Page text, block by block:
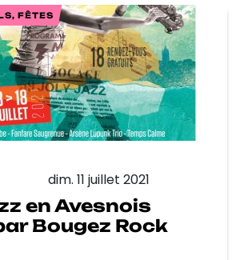
FÊTES
dim. 11 juillet 2021
en Avesnois
Bougez Rock